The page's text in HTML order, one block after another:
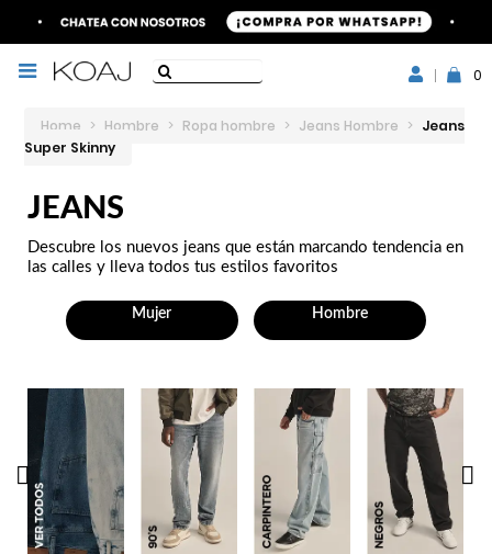
0
Home > Hombre > Ropa hombre > Jeans Hombre > Jeans
Super Skinny
JEANS
Descubre los nuevos jeans que están marcando tendencia en
las calles y lleva todos tus estilos favoritos
Mujer Hombre